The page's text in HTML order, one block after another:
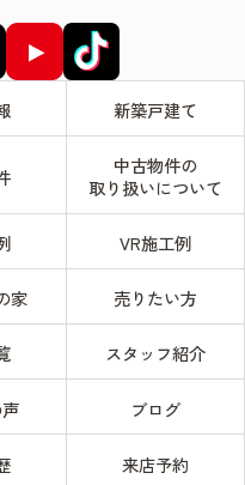
新築戸建て
中古物件の
取り扱いについて
VR施工例
家 売りたい方
スタッフ紹介
ブログ
来店予約